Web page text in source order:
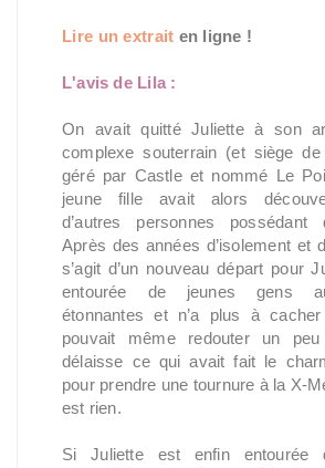
Lire un extrait en ligne !
L'avis de Lila :
On avait quitté Juliette à son
complexe souterrain (et siège
géré par Castle et nommé Le
jeune fille avait alors
d’autres personnes possédant
Après des années d’isolement et
s’agit d’un nouveau départ pour
entourée de jeunes gens
étonnantes et n’a plus à
pouvait même redouter un
délaisse ce qui avait fait le
pour prendre une tournure à la X-
est rien.
Si Juliette est enfin entourée